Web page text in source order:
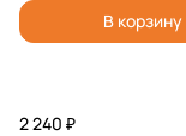
В корзину
2 240 ₽